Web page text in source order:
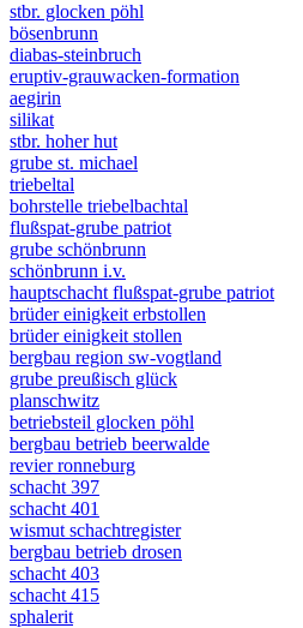
stbr. glocken pöhl
bösenbrunn
diabas-steinbruch
eruptiv-grauwacken-formation
aegirin
silikat
stbr. hoher hut
grube st. michael
triebeltal
bohrstelle triebelbachtal
flußspat-grube patriot
grube schönbrunn
schönbrunn i.v.
hauptschacht flußspat-grube patriot
brüder einigkeit erbstollen
brüder einigkeit stollen
bergbau region sw-vogtland
grube preußisch glück
planschwitz
betriebsteil glocken pöhl
bergbau betrieb beerwalde
revier ronneburg
schacht 397
schacht 401
wismut schachtregister
bergbau betrieb drosen
schacht 403
schacht 415
sphalerit